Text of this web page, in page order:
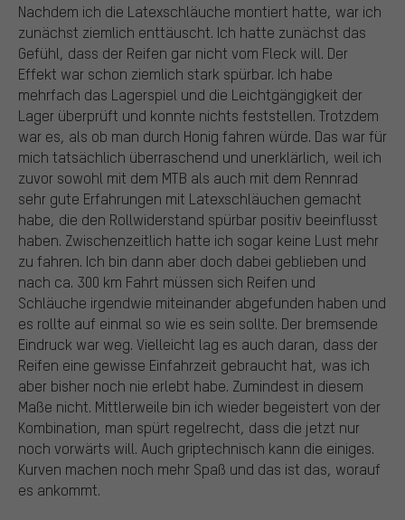
Nachdem ich die Latexschläuche montiert hatte, war ich
zunächst ziemlich enttäuscht. Ich hatte zunächst das
Gefühl, dass der Reifen gar nicht vom Fleck will. Der
Effekt war schon ziemlich stark spürbar. Ich habe
mehrfach das Lagerspiel und die Leichtgängigkeit der
Lager überprüft und konnte nichts feststellen. Trotzdem
war es, als ob man durch Honig fahren würde. Das war für
mich tatsächlich überraschend und unerklärlich, weil ich
zuvor sowohl mit dem MTB als auch mit dem Rennrad
sehr gute Erfahrungen mit Latexschläuchen gemacht
habe, die den Rollwiderstand spürbar positiv beeinflusst
haben. Zwischenzeitlich hatte ich sogar keine Lust mehr
zu fahren. Ich bin dann aber doch dabei geblieben und
nach ca. 300 km Fahrt müssen sich Reifen und
Schläuche irgendwie miteinander abgefunden haben und
es rollte auf einmal so wie es sein sollte. Der bremsende
Eindruck war weg. Vielleicht lag es auch daran, dass der
Reifen eine gewisse Einfahrzeit gebraucht hat, was ich
aber bisher noch nie erlebt habe. Zumindest in diesem
Maße nicht. Mittlerweile bin ich wieder begeistert von der
Kombination, man spürt regelrecht, dass die jetzt nur
noch vorwärts will. Auch griptechnisch kann die einiges.
Kurven machen noch mehr Spaß und das ist das, worauf
es ankommt.